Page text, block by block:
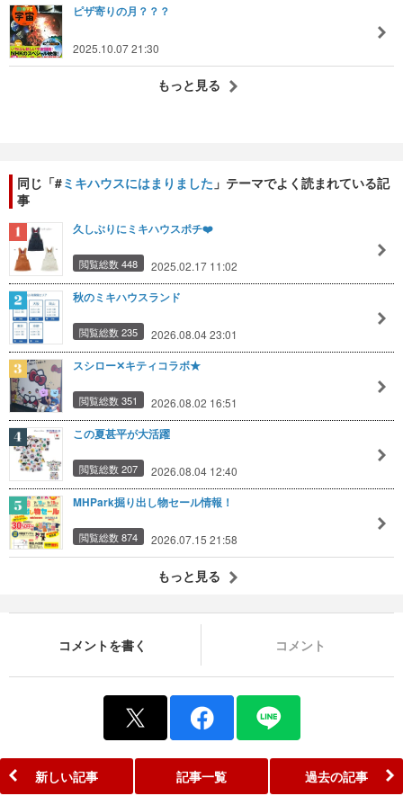
ピザ寄りの月？？？
2025.10.07 21:30
もっと見る
同じ「#ミキハウスにはまりました 」テーマでよく読まれている記
事
久しぶりにミキハウスポチ❤️
閲覧総数 448 2025.02.17 11:02
秋のミキハウスランド
閲覧総数 235 2026.08.04 23:01
スシロー✕キティコラボ★
閲覧総数 351 2026.08.02 16:51
この夏甚平が大活躍
閲覧総数 207 2026.08.04 12:40
MHPark掘り出し物セール情報！
閲覧総数 874 2026.07.15 21:58
もっと見る
コメントを書く コメント
新しい記事 記事一覧 過去の記事